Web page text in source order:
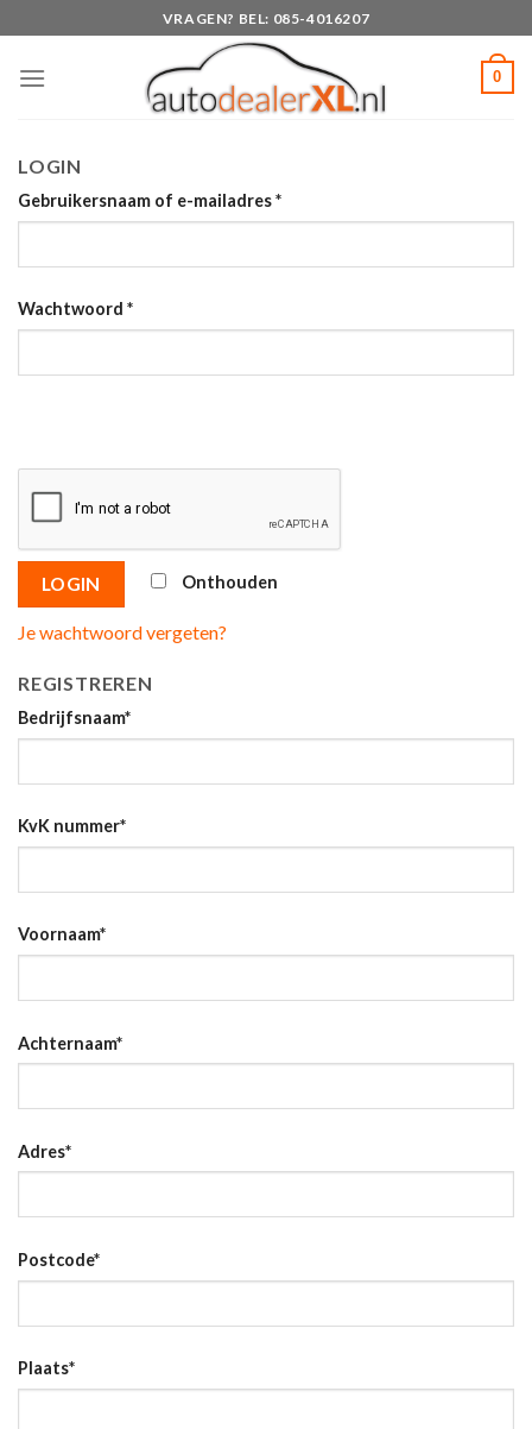
to
content
VRAGEN? BEL: 085-4016207
0
LOGIN
Gebruikersnaam of e-mailadres*
Wachtwoord *
LOGIN Onthouden
Je wachtwoord vergeten?
REGISTREREN
Bedrijfsnaam*
KvK nummer*
Voornaam*
Achternaam*
Adres*
Postcode*
Plaats*